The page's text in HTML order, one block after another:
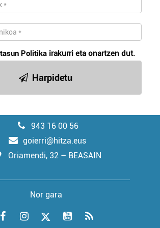
Politika irakurri eta onartzen dut.
Harpidetu
943 16 00 56
goierri@hitza.eus
Oriamendi, 32 – BEASAIN
Nor gara